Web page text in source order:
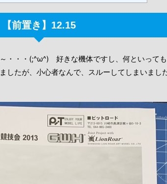
【前置き】12.15
・・・(;^ω^) 好きな機体ですし、何といって
したが、小心者なんで、スルーしてしまいまし